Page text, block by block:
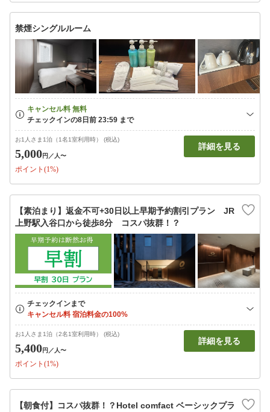
禁煙シングルルーム
お1人さま1泊（1名1室利用時） (税込)
5,000円 ／人〜
ポイント(1%)
詳細を見る
【素泊まり】返金不可+30日以上早期予約割引プラン JR
上野駅入谷口から徒歩8分 コスパ抜群！？
お1人さま1泊（2名1室利用時） (税込)
5,400円 ／人〜
ポイント(1%)
詳細を見る
【朝食付】コスパ抜群！？Hotel comfact ベーシックプラ